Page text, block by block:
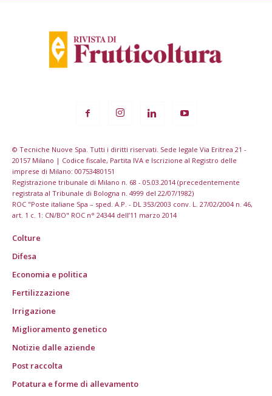
© Tecniche Nuove Spa. Tutti i diritti riservati. Sede legale Via Eritrea 21 -
20157 Milano | Codice fiscale, Partita IVA e Iscrizione al Registro delle
imprese di Milano: 00753480151
Registrazione tribunale di Milano n. 68 - 05.03.2014 (precedentemente
registrata al Tribunale di Bologna n. 4999 del 22/07/1982)
ROC "Poste italiane Spa – sped. A.P. - DL 353/2003 conv. L. 27/02/2004 n. 46,
art. 1 c. 1: CN/BO" ROC n° 24344 dell’11 marzo 2014
Colture
Difesa
Economia e politica
Fertilizzazione
Irrigazione
Miglioramento genetico
Notizie dalle aziende
Post raccolta
Potatura e forme di allevamento